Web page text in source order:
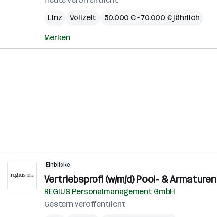
Linz
Vollzeit 50.000 € – 70.000 € jährlich
Merken
Einblicke
Vertriebsprofi (w/m/d) Pool- &
REGIUS Personalmanagement GmbH
Gestern veröffentlicht